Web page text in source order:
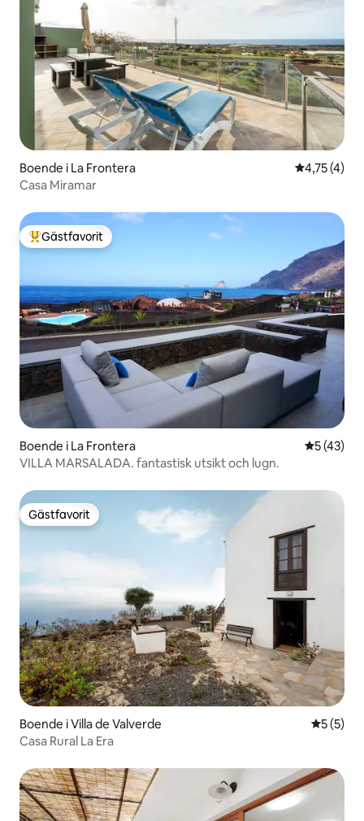
Boende i La Frontera 4,75 av 5 i
4,75 (4)
Casa Miramar
Populär gästfavorit
Gästfavorit
Boende i La Frontera 5 av 5 i
5 (43)
VILLA MARSALADA. fantastisk utsikt och lugn.
Gästfavorit
Gästfavorit
Boende i Villa de Valverde 5 av 5 i
5 (5)
Casa Rural La Era